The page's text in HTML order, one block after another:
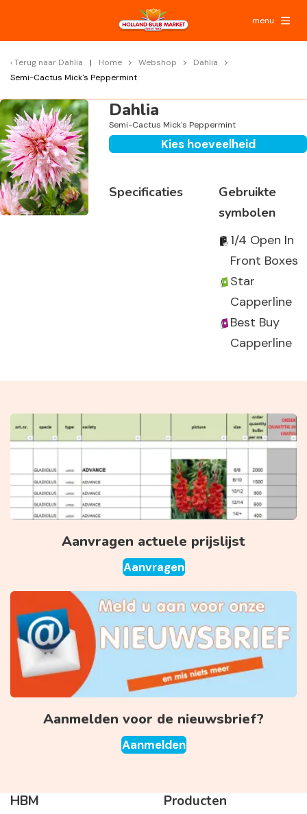
menu
Terug naar Dahlia Home Webshop
Dahlia
Semi-Cactus Mick's Peppermint
Dahlia
Semi-Cactus Mick's Peppermint
Kies hoeveelheid
Specificaties
Gebruikte
symbolen
1/4 Open In
Front Boxes
Star
Capperline
Best Buy
Capperline
Aanvragen actuele prijslijst
Aanvragen
Aanmelden voor de nieuwsbrief?
Aanmelden
HBM Producten